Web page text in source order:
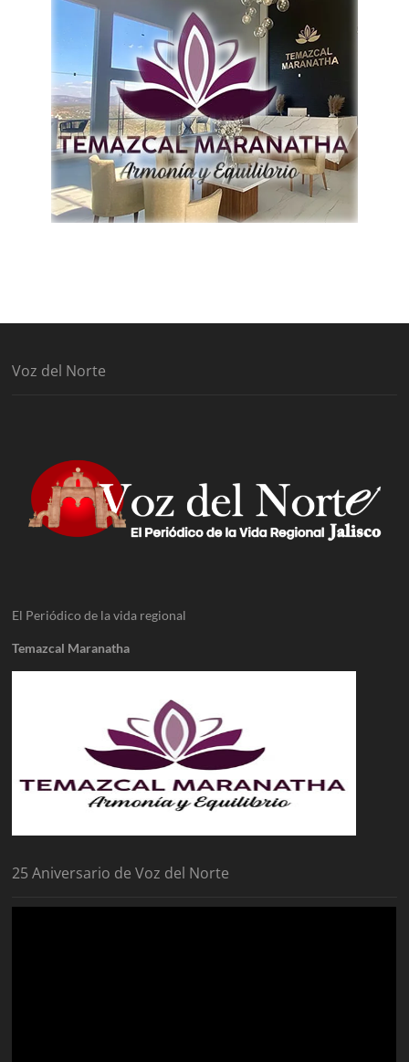
Voz del Norte
El Periódico de la vida regional
Temazcal Maranatha
25 Aniversario de Voz del Norte